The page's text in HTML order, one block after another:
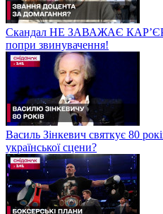
Скандал НЕ ЗАВАЖАЄ
попри звинувачення!
Василь Зінкевич святкує 80
української сцени?